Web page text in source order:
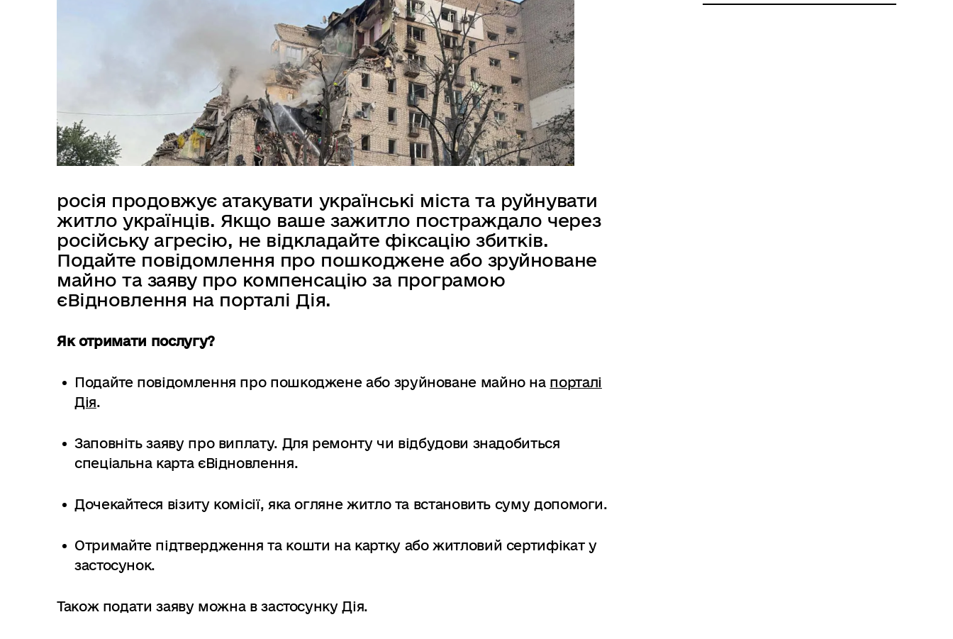
росія продовжує атакувати українські міста та руйнувати
житло українців. Якщо ваше зажитло постраждало через
російську агресію, не відкладайте фіксацію збитків.
Подайте повідомлення про пошкоджене або зруйноване
майно та заяву про компенсацію за програмою
єВідновлення на порталі Дія.
Як отримати послугу?
Подайте повідомлення про пошкоджене або зруйноване майно на порталі
Дія.
Заповніть заяву про виплату. Для ремонту чи відбудови знадобиться
спеціальна карта єВідновлення.
Дочекайтеся візиту комісії, яка огляне житло та встановить суму допомоги.
Отримайте підтвердження та кошти на картку або житловий сертифікат у
застосунок.
Також подати заяву можна в застосунку Дія.